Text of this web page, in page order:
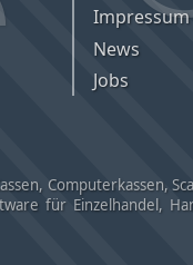
Impressum
News
Jobs
Computerkassen,
für Einzelhandel,